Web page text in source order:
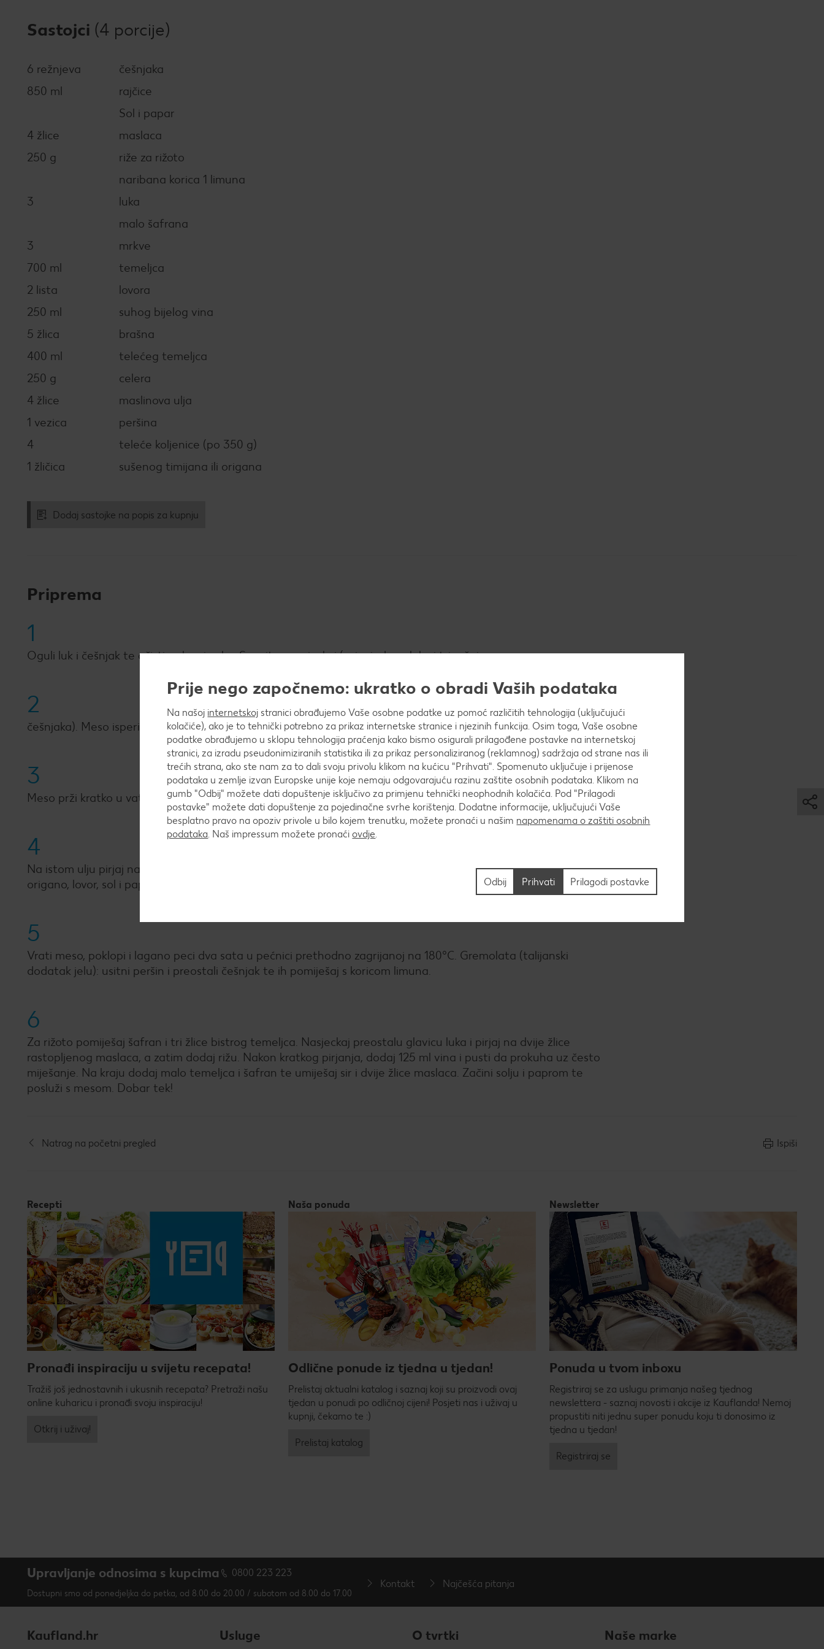
Sastojci (4 porcije)
6 režnjeva
češnjaka
850 ml
rajčice
Sol i papar
4 žlice
maslaca
250 g
riže za rižoto
naribana korica 1 limuna
3
luka
malo šafrana
3
mrkve
700 ml
temeljca
2 lista
lovora
250 ml
suhog bijelog vina
5 žlica
brašna
400 ml
telećeg temeljca
250 g
celera
4 žlice
maslinova ulja
1 vezica
peršina
4
teleće koljenice (po 350 g)
1 žličica
sušenog timijana ili origana
Dodaj sastojke na popis za kupnju
Priprema
1
Oguli luk i češnjak te očisti mrkvu i celer. Sve sitno nasjeckaj (osim jednog luka i tri režnja
2
češnjaka). Meso isperi, malo posuši i uvaljaj u brašno.
3
Meso prži kratko u vatrostalnoj posudi s vrućim uljem te izvadi i ostavi na toplom.
4
Na istom ulju pirjaj nasjeckani luk, češnjak i povrće, a zatim dodaj 125 ml vina, temeljac, rajčicu, timijan ili
origano, lovor, sol i papar.
5
Vrati meso, poklopi i lagano peci dva sata u pećnici prethodno zagrijanoj na 180°C. Gremolata (talijanski
dodatak jelu): usitni peršin i preostali češnjak te ih pomiješaj s koricom limuna.
6
Za rižoto pomiješaj šafran i tri žlice bistrog temeljca. Nasjeckaj preostalu glavicu luka i pirjaj na dvije žlice
rastopljenog maslaca, a zatim dodaj rižu. Nakon kratkog pirjanja, dodaj 125 ml vina i pusti da prokuha uz često
miješanje. Na kraju dodaj malo temeljca i šafran te umiješaj sir i dvije žlice maslaca. Začini solju i paprom te
posluži s mesom. Dobar tek!
Natrag na početni pregled Ispiši
Recepti
Pronađi inspiraciju u svijetu recepata!
Tražiš još jednostavnih i ukusnih recepata? Pretraži našu
online kuharicu i pronađi svoju inspiraciju!
Otkrij i uživaj!
Naša ponuda
Odlične ponude iz tjedna u tjedan!
Prelistaj aktualni katalog i saznaj koji su proizvodi ovaj
tjedan u ponudi po odličnoj cijeni! Posjeti nas i uživaj u
kupnji, čekamo te :)
Prelistaj katalog
Newsletter
Ponuda u tvom inboxu
Registriraj se za uslugu primanja našeg tjednog
newslettera - saznaj novosti i akcije iz Kauflanda! Nemoj
propustiti niti jednu super ponudu koju ti donosimo iz
tjedna u tjedan!
Registriraj se
Upravljanje odnosima s kupcima 0800 223 223
Dostupni smo od ponedjeljka do petka, od 8.00 do 20.00 / subotom od 8.00 do 17.00
Kontakt Najčešća pitanja
Kaufland.hr Usluge O tvrtki Naše marke
Prije nego započnemo: ukratko o obradi Vaših podataka
Na našoj internetskoj stranici obrađujemo Vaše osobne podatke uz pomoć različitih tehnologija (uključujući
kolačiće), ako je to tehnički potrebno za prikaz internetske stranice i njezinih funkcija. Osim toga, Vaše osobne
podatke obrađujemo u sklopu tehnologija praćenja kako bismo osigurali prilagođene postavke na internetskoj
stranici, za izradu pseudonimiziranih statistika ili za prikaz personaliziranog (reklamnog) sadržaja od strane nas ili
trećih strana, ako ste nam za to dali svoju privolu klikom na kućicu "Prihvati". Spomenuto uključuje i prijenose
podataka u zemlje izvan Europske unije koje nemaju odgovarajuću razinu zaštite osobnih podataka. Klikom na
gumb "Odbij" možete dati dopuštenje isključivo za primjenu tehnički neophodnih kolačića. Pod "Prilagodi
postavke" možete dati dopuštenje za pojedinačne svrhe korištenja. Dodatne informacije, uključujući Vaše
besplatno pravo na opoziv privole u bilo kojem trenutku, možete pronaći u našim napomenama o zaštiti osobnih
podataka. Naš impressum možete pronaći ovdje.
Prilagodi postavke
Odbij Prihvati